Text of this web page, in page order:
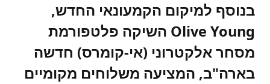
בנוסף למיקום הקמעונאי החדש,
Olive Young השיקה פלטפורמת
מסחר אלקטרוני (אי-קומרס) חדשה
בארה"ב, המציעה משלוחים מקומיים